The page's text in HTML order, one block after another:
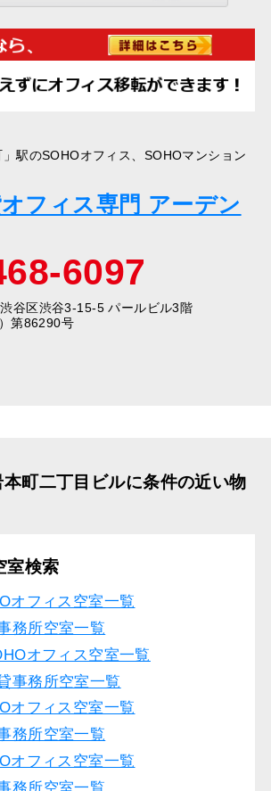
駅のSOHOオフィス、SOHOマンション
フィス専門 アーデン
6097
谷区渋谷3-15-5 パールビル3階
第86290号
町二丁目ビルに条件の近い物
室検索
オフィス空室一覧
務所空室一覧
オフィス空室一覧
事務所空室一覧
オフィス空室一覧
務所空室一覧
オフィス空室一覧
務所空室一覧